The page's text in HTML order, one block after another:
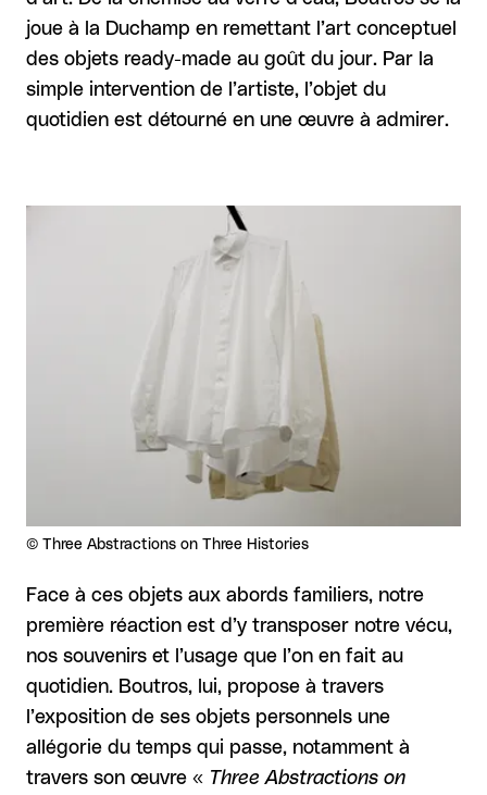
joue à la Duchamp en remettant l’art conceptuel
des objets ready-made au goût du jour. Par la
simple intervention de l’artiste, l’objet du
quotidien est détourné en une œuvre à admirer.
Face à ces objets aux abords familiers, notre
première réaction est d’y transposer notre vécu,
nos souvenirs et l’usage que l’on en fait au
quotidien. Boutros, lui, propose à travers
l’exposition de ses objets personnels une
allégorie du temps qui passe, notamment à
travers son œuvre « Three Abstractions on
Droits réservés :
© Three Abstractions on Three Histories